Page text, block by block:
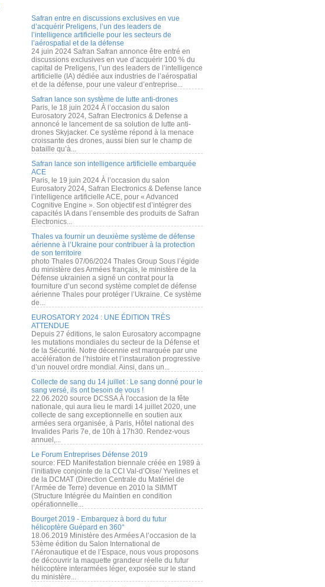
Safran entre en discussions exclusives en vue
d’acquérir Preligens, l’un des leaders de
l’intelligence artificielle pour les secteurs de
l’aérospatial et de la défense
24 juin 2024 Safran Safran annonce être entré en
discussions exclusives en vue d’acquérir 100 % du
capital de Preligens, l’un des leaders de l’intelligence
artificielle (IA) dédiée aux industries de l’aérospatial
et de la défense, pour une valeur d’entreprise...
Safran lance son système de lutte anti-drones
Paris, le 18 juin 2024 À l’occasion du salon
Eurosatory 2024, Safran Electronics & Defense a
annoncé le lancement de sa solution de lutte anti-
drones Skyjacker. Ce système répond à la menace
croissante des drones, aussi bien sur le champ de
bataille qu’à...
Safran lance son intelligence artificielle embarquée
ACE
Paris, le 19 juin 2024 À l’occasion du salon
Eurosatory 2024, Safran Electronics & Defense lance
l’intelligence artificielle ACE, pour « Advanced
Cognitive Engine ». Son objectif est d’intégrer des
capacités IA dans l’ensemble des produits de Safran
Electronics...
Thales va fournir un deuxième système de défense
aérienne à l’Ukraine pour contribuer à la protection
de son territoire
photo Thales 07/06/2024 Thales Group Sous l’égide
du ministère des Armées français, le ministère de la
Défense ukrainien a signé un contrat pour la
fourniture d’un second système complet de défense
aérienne Thales pour protéger l’Ukraine. Ce système
de...
EUROSATORY 2024 : UNE ÉDITION TRÈS
ATTENDUE
Depuis 27 éditions, le salon Eurosatory accompagne
les mutations mondiales du secteur de la Défense et
de la Sécurité. Notre décennie est marquée par une
accélération de l’histoire et l’instauration progressive
d’un nouvel ordre mondial. Ainsi, dans un...
Collecte de sang du 14 juillet : Le sang donné pour le
sang versé, ils ont besoin de vous !
22.06.2020 source DCSSA À l'occasion de la fête
nationale, qui aura lieu le mardi 14 juillet 2020, une
collecte de sang exceptionnelle en soutien aux
armées sera organisée, à Paris, Hôtel national des
Invalides Paris 7e, de 10h à 17h30. Rendez-vous
annuel,...
Le Forum Entreprises Défense 2019
source: FED Manifestation biennale créée en 1989 à
l’initiative conjointe de la CCI Val-d’Oise/ Yvelines et
de la DCMAT (Direction Centrale du Matériel de
l’Armée de Terre) devenue en 2010 la SIMMT
(Structure Intégrée du Maintien en condition
opérationnelle...
Bourget 2019 - Embarquez à bord du futur
hélicoptère Guépard en 360°
18.06.2019 Ministère des Armées A l’occasion de la
53ème édition du Salon International de
l’Aéronautique et de l’Espace, nous vous proposons
de découvrir la maquette grandeur réelle du futur
hélicoptère interarmées léger, exposée sur le stand
du ministère...